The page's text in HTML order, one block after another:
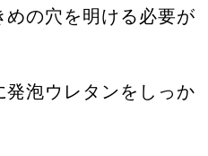
めの穴を明ける必要が
泡ウレタンをしっか